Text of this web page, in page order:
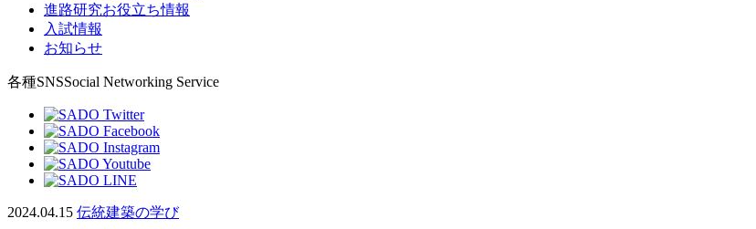
進路研究お役立ち情報
入試情報
お知らせ
各種SNSSocial Networking Service
2024.04.15 伝統建築の学び